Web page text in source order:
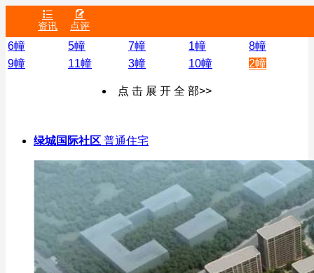

资讯

点评
6幢 5幢 7幢 1幢
8幢
9幢
11幢 3幢 10幢 2幢
点 击 展 开 全 部>>
绿城国际社区 普通住宅